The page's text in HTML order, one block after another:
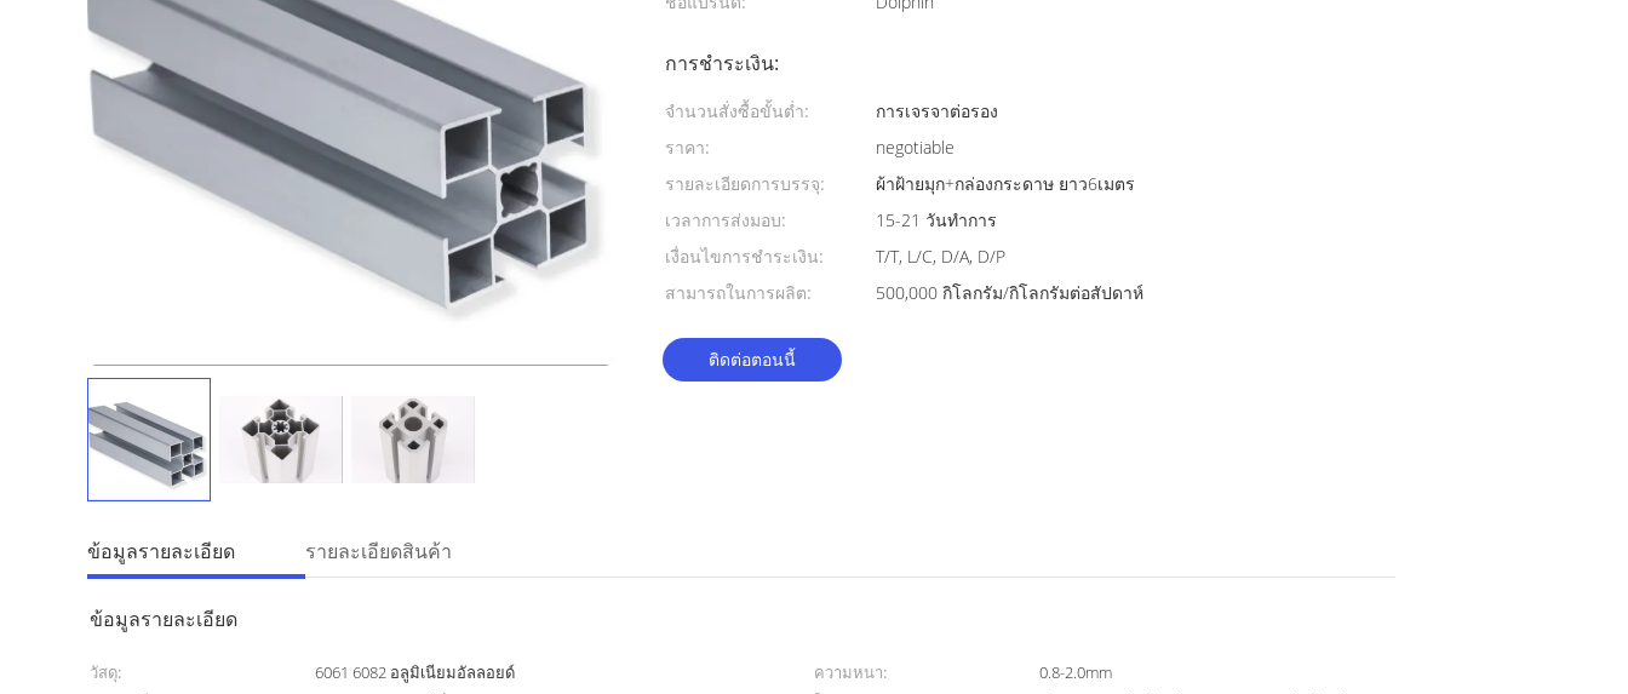
การชำระเงิน:
จำนวนสั่งซื้อขั้นต่ำ:
การเจรจาต่อรอง
ราคา:
negotiable
รายละเอียดการบรรจุ:
ผ้าฝ้ายมุก+กล่องกระดาษ ยาว6เมตร
เวลาการส่งมอบ:
15-21 วันทำการ
เงื่อนไขการชำระเงิน:
T/T, L/C, D/A, D/P
สามารถในการผลิต:
500,000 กิโลกรัม/กิโลกรัมต่อสัปดาห์
ติดต่อตอนนี้
ข้อมูลรายละเอียด รายละเอียดสินค้า
ข้อมูลรายละเอียด
วัสดุ: 6061 6082 อลูมิเนียมอัลลอยด์ ความหนา:
0.8-2.0mm